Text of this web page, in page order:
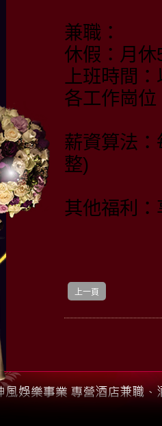
兼職：
休假：月休
上班時間
各工作崗位
薪資算法
整)
其他福利
上一頁